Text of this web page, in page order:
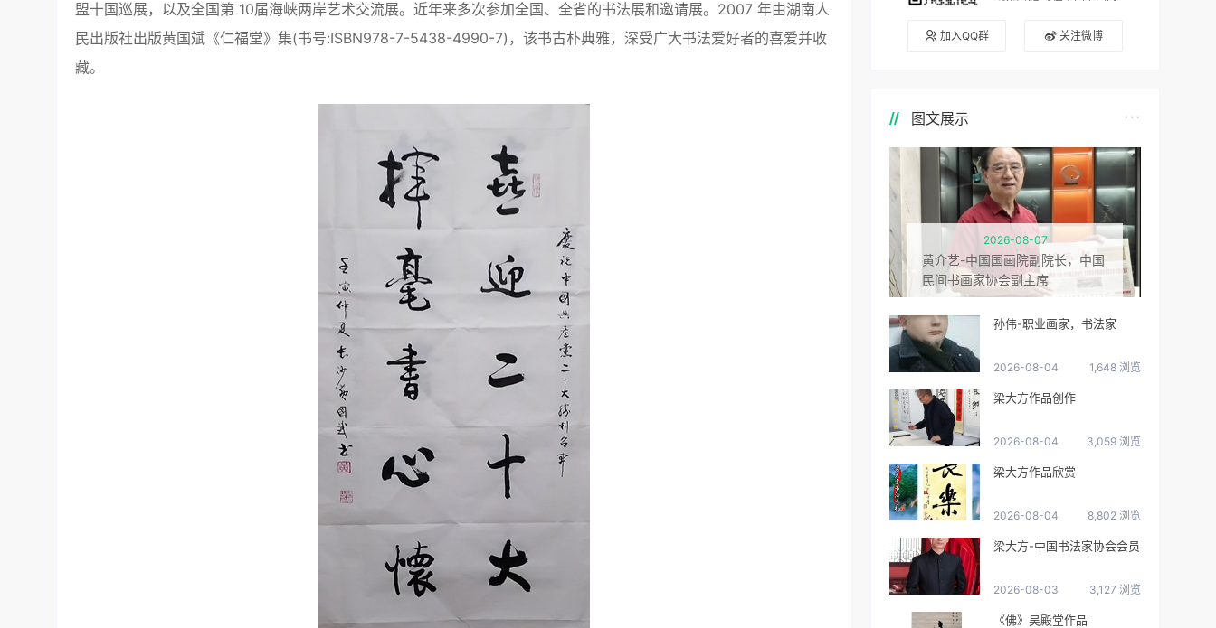
盟十国巡展，以及全国第 10届海峡两岸艺术交流展。近年来多次参加全国、全省的书法展和邀请展。2007 年由湖南人
民出版社出版黄国斌《仁福堂》集(书号:ISBN978-7-5438-4990-7)，该书古朴典雅，深受广大书法爱好者的喜爱并收
藏。
加入QQ群 关注微博
图文展示
2026-08-07
黄介艺-中国国画院副院长，中国
民间书画家协会副主席
孙伟-职业画家，书法家
2026-08-04 1,648 浏览
梁大方作品创作
2026-08-04 3,059 浏览
梁大方作品欣赏
2026-08-04 8,802 浏览
梁大方-中国书法家协会会员
2026-08-03 3,127 浏览
《佛》吴殿堂作品